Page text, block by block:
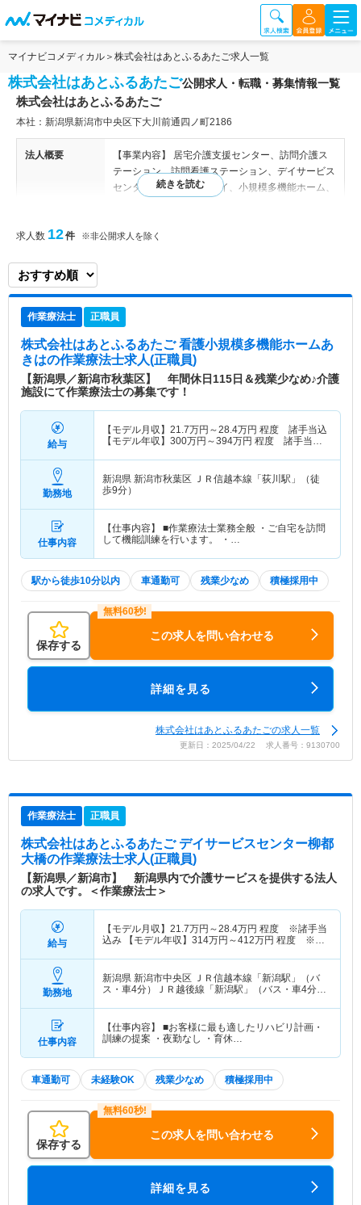
マイナビコメディカル 株式会社はあとふるあたご求人一覧
株式会社はあとふるあたご公開求人・転職・募集情報一覧
株式会社はあとふるあたご
本社：新潟県新潟市中央区下大川前通四ノ町2186
法人概要
【事業内容】 居宅介護支援センター、訪問介護ス
テーション、訪問看護ステーション、デイサービス
センター、ショートステイ、小規模多機能ホーム、
業所】 【居宅介護支援センター】はあとふるあた
居宅介護支援センター坂井東／はあとふるあたご居
宅介護支援センター三条／はあとふるあたご居宅介
援センターあきは／はあとふるあたご居宅介護支援
センター村上 【訪問介護ステーション】はあとふ
るあたご訪問介護ステーション柳都大橋 【訪問看
護ステーション】はあとふるあたご訪問看護ステー
ションあきは 【デイサービスセンター】はあとふ
るあたごデイサービスセンター柳都大橋／はあとふ
るあたごデイサービスセンター河渡本町／はあとふ
るあたごデイサービスセンター城北町／機能訓練強
化型デイサービス ポシブルはあとふるあたご坂井
東／はあとふるあたごデイサービスセンター松浜／
はあとふるあたごデイサービスセンター横越／はあ
とふるあたごデイサービスセンターさかえ／はあと
ふるあたごデイサービスセンター水原／はあとふる
あたごデイサービスセンター日和庵／はあとふるあ
たご浦山デイサービス 【ショートステイ】はあと
ふるあたごショートステイ水原 【小規模多機能ホ
ーム】はあとふるあたご小規模多機能ホーム坂井東
とふるあたご小規模多機能ホーム日和庵 【看護小
規模多機能ホーム】はあとふるあたご看護小規模多
るあたごグループホーム三条／はあとふるあたごグ
潟／はあとふるあたご福祉用具新潟西／はあとふる
あたご福祉用具新発田／はあとふるあたご福祉用具
NCE LABORATORY） 【介護タクシー】はあとふ
特色
株式会社はあとふるあたごは新潟県新潟市に位置
し、2003月に設立されました。 グループホームや
訪問看護ステーション、デイサービスセンター等の
ンター、介護タクシー等の介護保険外のサービス
等、幅広い事業をされています。 同企業は介護を
ポートしています。 またサービスを受ける方を
「利用者」ではなく「お客様」とお呼びし、サービ
スのプロフェッショナルとして常にサービスの質の
向上を目指しておられます。 お客様に対して「～
させていただく」という尊敬の念を胸に、「お客様
視点」で物事を考え、取り組み、実行されていま
す。
求人数 12件 ※非公開求人を除く
作業療法士 正職員
株式会社はあとふるあたご 看護小規模多機能ホームあ
きはの作業療法士求人(正職員)
【新潟県／新潟市秋葉区】 年間休日115日＆残業少なめ♪介護
施設にて作業療法士の募集です！
給与
【モデル月収】 21.7万円～28.4万円 程度 諸手当込
【モデル年収】 300万円～394万円 程度 諸手当・
勤務地
新潟県 新潟市秋葉区
ＪＲ信越本線「荻川駅」（徒
歩9分）
仕事内容
【仕事内容】 ■作業療法士業務全般 ・ご自宅を訪問
して機能訓練を行います。 ・…
駅から徒歩10分以内 車通勤可 残業少なめ 積極採用中
保存する
この求人を問い合わせる
詳細を見る
株式会社はあとふるあたごの求人一覧
更新日：2025/04/22 求人番号：9130700
作業療法士 正職員
株式会社はあとふるあたご デイサービスセンター柳都
大橋の作業療法士求人(正職員)
【新潟県／新潟市】 新潟県内で介護サービスを提供する法人
の求人です。＜作業療法士＞
給与
【モデル月収】 21.7万円～28.4万円 程度 ※諸手当
込み 【モデル年収】 314万円～412万円 程度 ※諸
勤務地
新潟県 新潟市中央区
ＪＲ信越本線「新潟駅」（バ
ス・車4分）ＪＲ越後線「新潟駅」（バス・車4分）
仕事内容
【仕事内容】 ■お客様に最も適したリハビリ計画・
訓練の提案 ・夜勤なし ・育休…
車通勤可 未経験OK 残業少なめ 積極採用中
保存する
この求人を問い合わせる
詳細を見る